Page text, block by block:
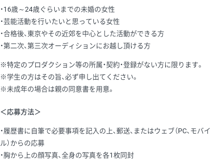
・16歳～24歳ぐらいまでの未婚の女性
・芸能活動を行いたいと思っている女性
・合格後、東京やその近郊を中心とした活動ができる方
・第二次、第三次オーディションにお越し頂ける方
※特定のプロダクション等の所属・契約・登録がない方に限ります。
※学生の方はその旨、必ず申し出てください。
※未成年の場合は親の同意書を用意。
＜応募方法＞
・履歴書に自筆で必要事項を記入の上、郵送、またはウェブ（PC、モバイ
ル）からの応募
・胸から上の顔写真、全身の写真を各1枚同封